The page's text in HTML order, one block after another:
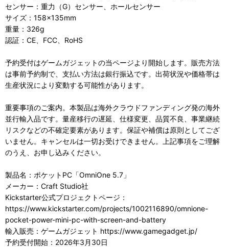
センサー：重力（G）センサー、ホールセンサー
サイズ：158×135mm
重量：326g
認証：CE、FCC、RoHS
予約受付はゲームガジェットの当ページより開始します。販売方法
は事前予約制で、支払い方法は銀行振込です。出荷状況や価格帯は
生産状況により変動する可能性があります。
重要事項のご案内。本製品は海外クラウドファンディング発の海外
並行輸入品です。量産移行の遅延、仕様変更、品質不良、事業継続
リスクなどの不確定要素があります。保証や補償は原則としてござ
いません。キャンセルは一切お受けできません。上記事項をご理解
のうえ、お申し込みください。
製品名：ポケットPC「OmniOne 5.7」
メーカー：Craft Studio社
Kickstarter公式プロジェクトページ：
https://www.kickstarter.com/projects/1002116890/omnione-
pocket-power-mini-pc-with-screen-and-battery
輸入販売：ゲームガジェット https://www.gamegadget.jp/
予約受付開始：2026年3月30日